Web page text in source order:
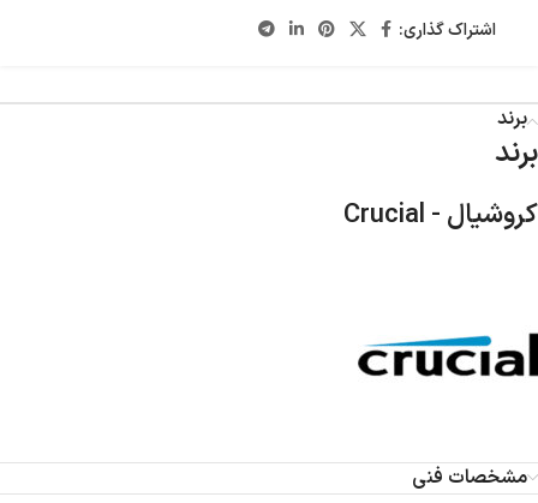
اشتراک گذاری:
برند
برند
کروشیال - Crucial
مشخصات فنی